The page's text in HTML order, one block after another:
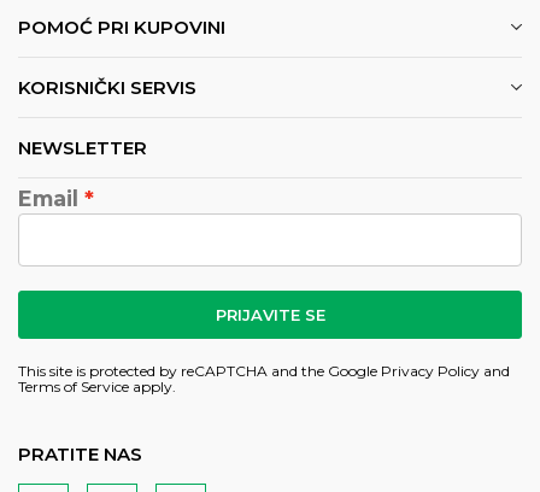
POMOĆ PRI KUPOVINI
KORISNIČKI SERVIS
NEWSLETTER
Email
PRIJAVITE SE
This site is protected by reCAPTCHA and the Google Privacy Policy and
Terms of Service apply.
PRATITE NAS